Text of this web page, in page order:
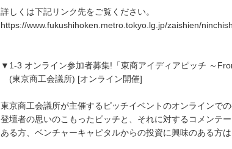
詳しくは下記リンク先をご覧ください。
https://www.fukushihoken.metro.tokyo.lg.jp/zaishien/
▼1-3 オンライン参加者募集!「東商アイディアピッチ ～
(東京商工会議所) [オンライン開催]
東京商工会議所が主催するピッチイベントのオンラインで
登壇者の思いのこもったピッチと、それに対するコメンテ
ある方、ベンチャーキャピタルからの投資に興味のある方